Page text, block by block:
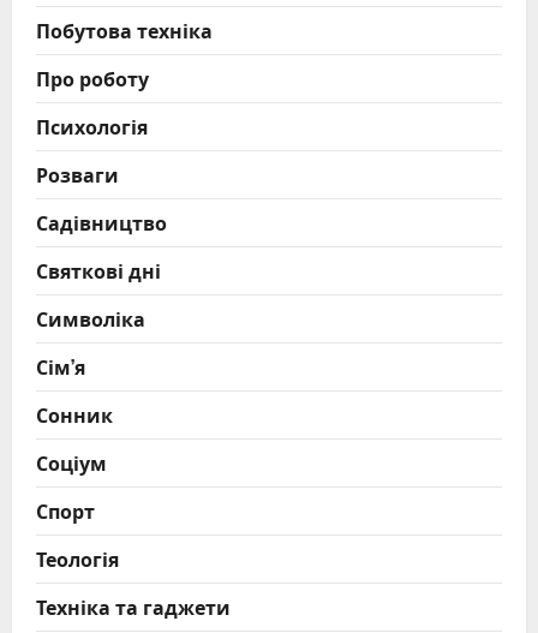
Побутова техніка
Про роботу
Психологія
Розваги
Садівництво
Святкові дні
Символіка
Сім’я
Сонник
Соціум
Спорт
Теологія
Техніка та гаджети